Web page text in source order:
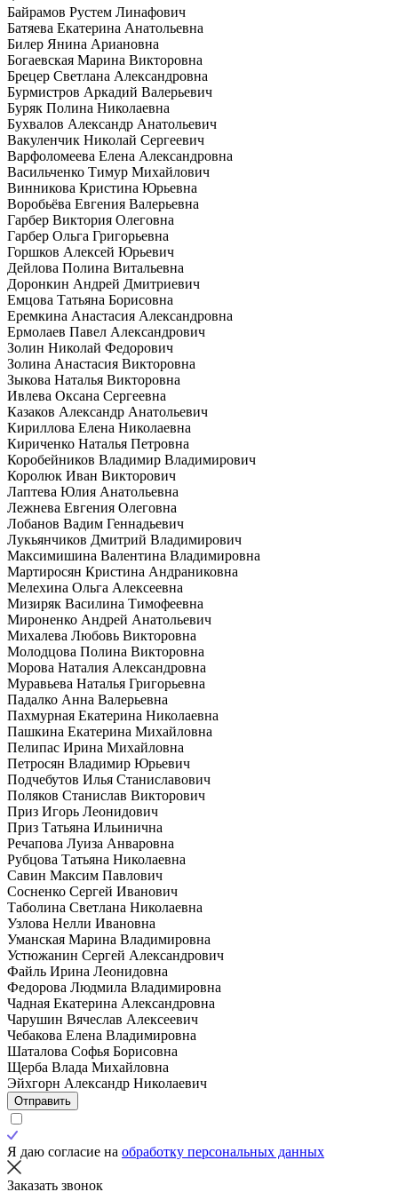
Байрамов Рустем Линафович
Батяева Екатерина Анатольевна
Билер Янина Ариановна
Богаевская Марина Викторовна
Брецер Светлана Александровна
Бурмистров Аркадий Валерьевич
Буряк Полина Николаевна
Бухвалов Александр Анатольевич
Вакуленчик Николай Сергеевич
Варфоломеева Елена Александровна
Васильченко Тимур Михайлович
Винникова Кристина Юрьевна
Воробьёва Евгения Валерьевна
Гарбер Виктория Олеговна
Гарбер Ольга Григорьевна
Горшков Алексей Юрьевич
Дейлова Полина Витальевна
Доронкин Андрей Дмитриевич
Емцова Татьяна Борисовна
Еремкина Анастасия Александровна
Ермолаев Павел Александрович
Золин Николай Федорович
Золина Анастасия Викторовна
Зыкова Наталья Викторовна
Ивлева Оксана Сергеевна
Казаков Александр Анатольевич
Кириллова Елена Николаевна
Кириченко Наталья Петровна
Коробейников Владимир Владимирович
Королюк Иван Викторович
Лаптева Юлия Анатольевна
Лежнева Евгения Олеговна
Лобанов Вадим Геннадьевич
Лукьянчиков Дмитрий Владимирович
Максимишина Валентина Владимировна
Мартиросян Кристина Андраниковна
Мелехина Ольга Алексеевна
Мизиряк Василина Тимофеевна
Мироненко Андрей Анатольевич
Михалева Любовь Викторовна
Молодцова Полина Викторовна
Морова Наталия Александровна
Муравьева Наталья Григорьевна
Падалко Анна Валерьевна
Пахмурная Екатерина Николаевна
Пашкина Екатерина Михайловна
Пелипас Ирина Михайловна
Петросян Владимир Юрьевич
Подчебутов Илья Станиславович
Поляков Станислав Викторович
Приз Игорь Леонидович
Приз Татьяна Ильинична
Речапова Луиза Анваровна
Рубцова Татьяна Николаевна
Савин Максим Павлович
Сосненко Сергей Иванович
Таболина Светлана Николаевна
Узлова Нелли Ивановна
Уманская Марина Владимировна
Устюжанин Сергей Александрович
Файль Ирина Леонидовна
Федорова Людмила Владимировна
Чадная Екатерина Александровна
Чарушин Вячеслав Алексеевич
Чебакова Елена Владимировна
Шаталова Софья Борисовна
Щерба Влада Михайловна
Эйхгорн Александр Николаевич
Отправить
Я даю согласие на обработку персональных данных
Заказать звонок